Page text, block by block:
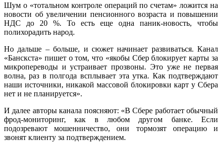
Шум о «тотальном контроле операций по счетам» ложится на
новости об увеличении пенсионного возраста и повышении
НДС до 20 %. То есть еще одна паник-новость, чтобы
полихорадить народ.
Но дальше – больше, и сюжет начинает развиваться. Канал
«Банскста» пишет о том, что «якобы Сбер блокирует карты за
микропереводы и устраивает прозвоны. Это уже не первая
волна, раз в полгода всплывает эта утка. Как подтверждают
наши источники, никакой массовой блокировки карт у Сбера
нет и не планируется».
И далее авторы канала поясняют: «В Сбере работает обычный
фрод-мониторинг, как в любом другом банке. Если
подозревают мошенничество, они тормозят операцию и
звонят клиенту за подтверждением.